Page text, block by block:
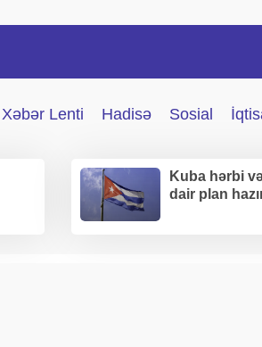
Xəbər Lenti Hadisə Sosial
Kuba hərbi
dair plan